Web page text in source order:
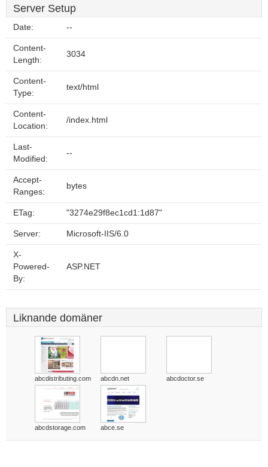
Server Setup
Date: --
Content-
Length:
3034
Content-
Type:
text/html
Content-
Location:
/index.html
Last-
Modified:
--
Accept-
Ranges:
bytes
ETag: "3274e29f8ec1cd1:1d87"
Server: Microsoft-IIS/6.0
X-
Powered-
By:
ASP.NET
Liknande domäner
abcdistributing.com abcdn.net abcdoctor.se
abcdstorage.com abce.se